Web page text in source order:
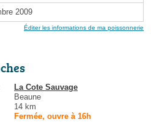
2009
Éditer les informations de ma poissonnerie
La Cote Sauvage
Beaune
14 km
Fermée, ouvre à 16h